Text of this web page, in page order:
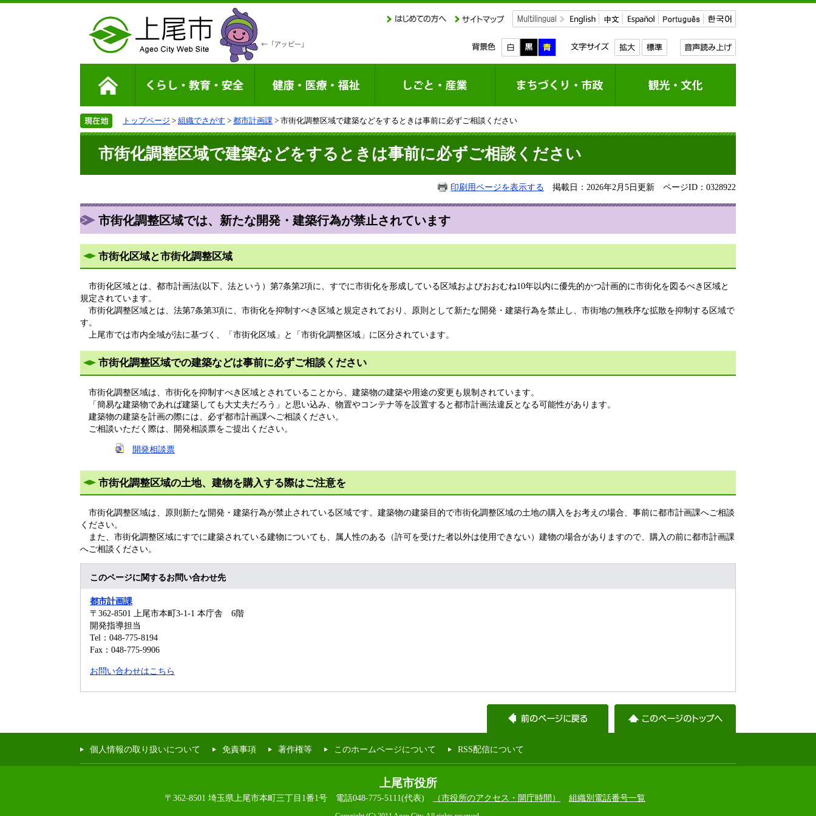
トップページ > 組織でさがす > 都市計画課 > 市街化調整区域で建築などをするときは事前に必ずご相談ください
市街化調整区域で建築などをするときは事前に必ずご相談ください
印刷用ページを表示する 掲載日：2026年2月5日更新 ページID：0328922
市街化調整区域では、新たな開発・建築行為が禁止されています
市街化区域と市街化調整区域
市街化区域とは、都市計画法(以下、法という）第7条第2項に、すでに市街化を形成している区域およびおおむね10年以内に優先的かつ計画的に市街化を図るべき区域と
規定されています。
市街化調整区域とは、法第7条第3項に、市街化を抑制すべき区域と規定されており、原則として新たな開発・建築行為を禁止し、市街地の無秩序な拡散を抑制する区域で
す。
上尾市では市内全域が法に基づく、「市街化区域」と「市街化調整区域」に区分されています。
市街化調整区域での建築などは事前に必ずご相談ください
市街化調整区域は、市街化を抑制すべき区域とされていることから、建築物の建築や用途の変更も規制されています。
「簡易な建築物であれば建築しても大丈夫だろう」と思い込み、物置やコンテナ等を設置すると都市計画法違反となる可能性があります。
建築物の建築を計画の際には、必ず都市計画課へご相談ください。
ご相談いただく際は、開発相談票をご提出ください。
開発相談票
市街化調整区域の土地、建物を購入する際はご注意を
市街化調整区域は、原則新たな開発・建築行為が禁止されている区域です。建築物の建築目的で市街化調整区域の土地の購入をお考えの場合、事前に都市計画課へご相談
ください。
また、市街化調整区域にすでに建築されている建物についても、属人性のある（許可を受けた者以外は使用できない）建物の場合がありますので、購入の前に都市計画課
へご相談ください。
このページに関するお問い合わせ先
都市計画課
〒362-8501
上尾市本町3-1-1 本庁舎 6階
開発指導担当
Tel：048-775-8194
Fax：048-775-9906
お問い合わせはこちら
個人情報の取り扱いについて 免責事項 著作権等 このホームページについて RSS配信について
上尾市役所
〒362-8501 埼玉県上尾市本町三丁目1番1号 電話048-775-5111(代表) （市役所のアクセス・開庁時間） 組織別電話番号一覧